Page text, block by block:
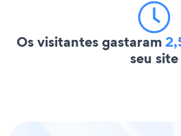
Os visitantes gastaram
seu site